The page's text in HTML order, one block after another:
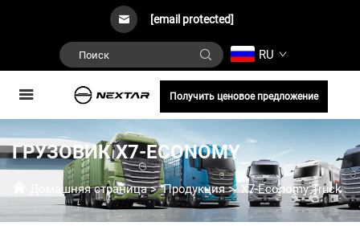
[email protected]
RU
Получить ценовое предложение
ГРУЗОВИК X7-ECONOMY
Домашняя страница>Продукция> X7-Economy Truck